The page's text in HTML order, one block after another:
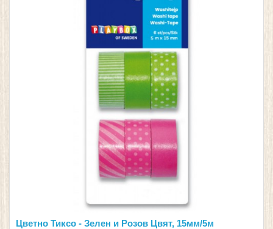
Цветно Тиксо - Зелен и Розов Цвят, 15мм/5м